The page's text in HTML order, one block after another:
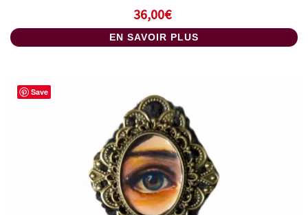
36,00€
EN SAVOIR PLUS
Save